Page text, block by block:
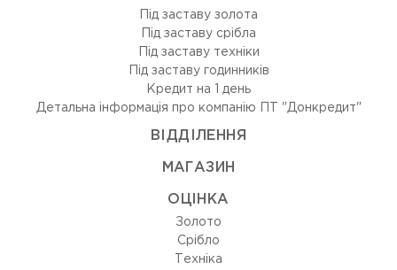
Під заставу золота
Під заставу срібла
Під заставу техніки
Під заставу годинників
Кредит на 1 день
Детальна інформація про компанію ПТ "Донкредит"
ВIДДIЛЕННЯ
МАГАЗИН
ОЦIНКА
Золото
Срiбло
Технiка